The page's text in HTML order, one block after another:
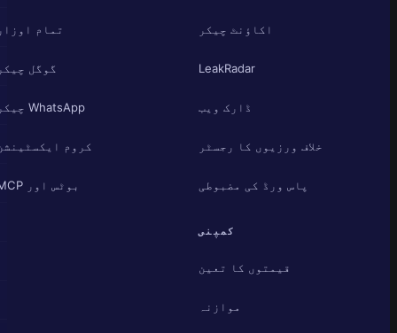
اکاؤنٹ چیکر
LeakRadar
ڈارک ویب
خلاف ورزیوں کا رجسٹر
پاس ورڈ کی مضبوطی
تمام اوزار
گوگل چیکر
WhatsApp چیکر
کروم ایکسٹینشن
بوٹس اور MCP
کمپنی
قیمتوں کا تعین
موازنہ